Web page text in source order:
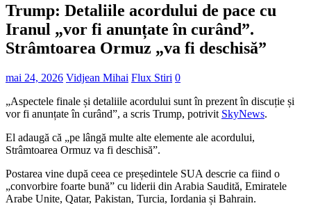
Trump: Detaliile acordului de pace cu
Iranul „vor fi anunțate în curând”.
Strâmtoarea Ormuz „va fi deschisă”
mai 24, 2026 Vidjean Mihai Flux Stiri 0
„Aspectele finale și detaliile acordului sunt în prezent în discuție și
vor fi anunțate în curând”, a scris Trump, potrivit SkyNews.
El adaugă că „pe lângă multe alte elemente ale acordului,
Strâmtoarea Ormuz va fi deschisă”.
Postarea vine după ceea ce președintele SUA descrie ca fiind o
„convorbire foarte bună” cu liderii din Arabia Saudită, Emiratele
Arabe Unite, Qatar, Pakistan, Turcia, Iordania și Bahrain.